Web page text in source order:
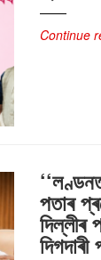
Continue
পতাৰ
দিল্লীৰ